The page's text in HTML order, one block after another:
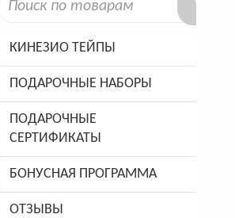
КИНЕЗИО ТЕЙПЫ
ПОДАРОЧНЫЕ НАБОРЫ
ПОДАРОЧНЫЕ
СЕРТИФИКАТЫ
БОНУСНАЯ ПРОГРАММА
ОТЗЫВЫ